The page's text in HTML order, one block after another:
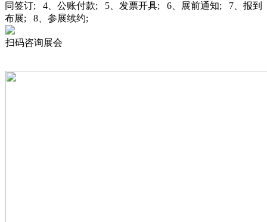
同签订; 4、公账付款; 5、发票开具; 6、展前通知; 7、报到
布展; 8、参展续约;
扫码咨询展会